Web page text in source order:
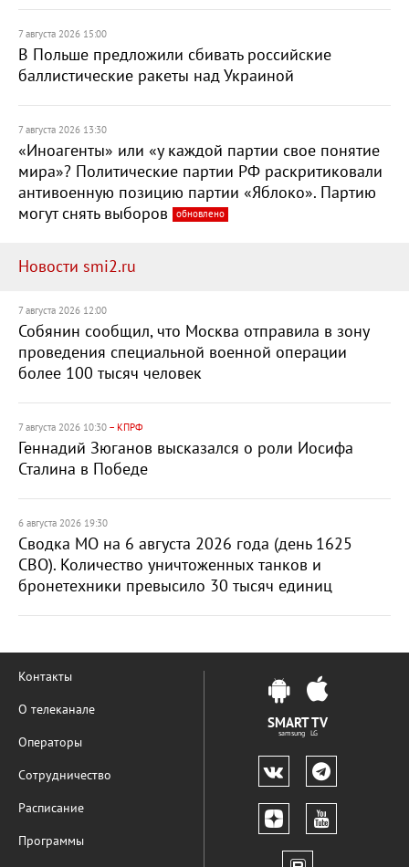
7 августа 2026 15:00
В Польше предложили сбивать российские
баллистические ракеты над Украиной
7 августа 2026 13:30
«Иноагенты» или «у каждой партии свое понятие
мира»? Политические партии РФ раскритиковали
антивоенную позицию партии «Яблоко». Партию
могут снять выборов
обновлено
Новости smi2.ru
7 августа 2026 12:00
Собянин сообщил, что Москва отправила в зону
проведения специальной военной операции
более 100 тысяч человек
7 августа 2026 10:30 – КПРФ
Геннадий Зюганов высказался о роли Иосифа
Сталина в Победе
6 августа 2026 19:30
Сводка МО на 6 августа 2026 года (день 1625
СВО). Количество уничтоженных танков и
бронетехники превысило 30 тысяч единиц
Контакты
О телеканале
Операторы
Сотрудничество
Расписание
Программы
SMART TV
samsung LG